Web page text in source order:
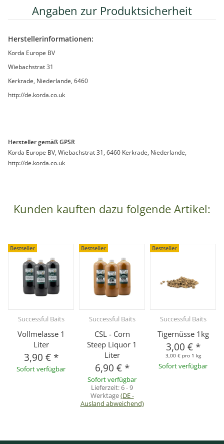
Angaben zur Produktsicherheit
Herstellerinformationen:
Korda Europe BV
Wiebachstrat 31
Kerkrade, Niederlande, 6460
http://de.korda.co.uk
Hersteller gemäß GPSR
Korda Europe BV, Wiebachstrat 31, 6460 Kerkrade, Niederlande,
http://de.korda.co.uk
Kunden kauften dazu folgende Artikel:
Bestseller
Successful Baits
Vollmelasse 1
Liter
3,90 € *
Sofort verfügbar
Bestseller
Successful Baits
CSL - Corn
Steep Liquor 1
Liter
6,90 € *
Sofort verfügbar
Lieferzeit:6 - 9
Werktage(DE -
Ausland abweichend)
Bestseller
Successful Baits
Tigernüsse 1kg
3,00 € *
3,00 € pro 1 kg
Sofort verfügbar